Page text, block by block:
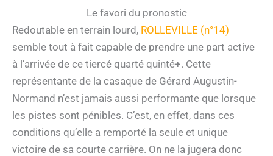
Le favori du pronostic
Redoutable en terrain lourd, ROLLEVILLE (n°14)
semble tout à fait capable de prendre une part active
à l’arrivée de ce tiercé quarté quinté+. Cette
représentante de la casaque de Gérard Augustin-
Normand n’est jamais aussi performante que lorsque
les pistes sont pénibles. C’est, en effet, dans ces
conditions qu’elle a remporté la seule et unique
victoire de sa courte carrière. On ne la jugera donc